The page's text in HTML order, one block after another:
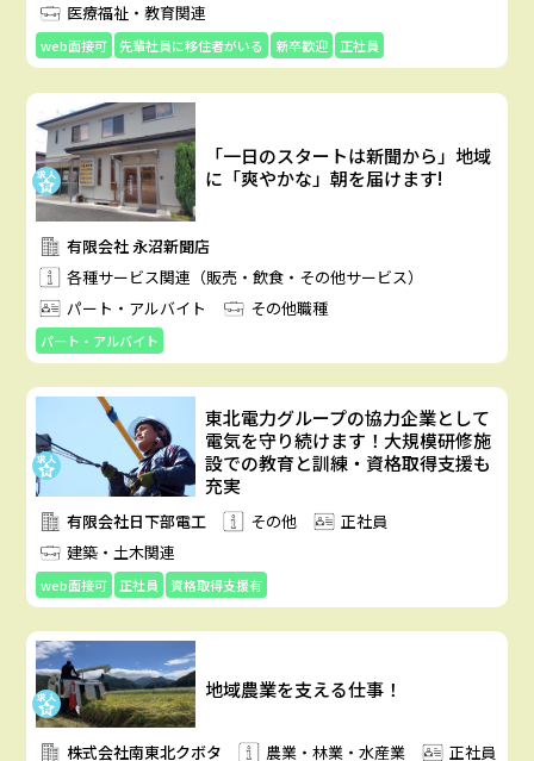
医療福祉・教育関連
web面接可 先輩社員に移住者がいる 新卒歓迎 正社員
「一日のスタートは新聞から」地域
に「爽やかな」朝を届けます!
有限会社 永沼新聞店
各種サービス関連（販売・飲食・その他サービス）
パート・アルバイト
その他職種
パート・アルバイト
東北電力グループの協力企業として
電気を守り続けます！大規模研修施
設での教育と訓練・資格取得支援も
充実
有限会社日下部電工 その他
正社員
建築・土木関連
web面接可 正社員 資格取得支援有
地域農業を支える仕事！
株式会社南東北クボタ 農業・林業・水産業 正社員